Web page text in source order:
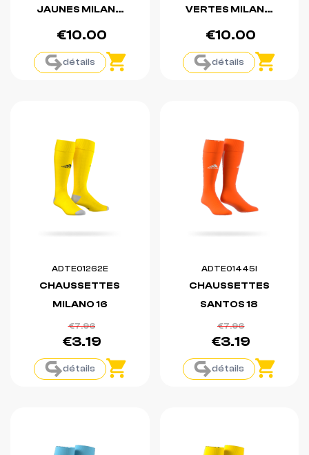
JAUNES MILANO
23
€10.00
détails
VERTES MILANO
23
€10.00
détails
ADTE01262E
CHAUSSETTES
MILANO 16
€7.96
€3.19
détails
ADTE01445I
CHAUSSETTES
SANTOS 18
€7.96
€3.19
détails